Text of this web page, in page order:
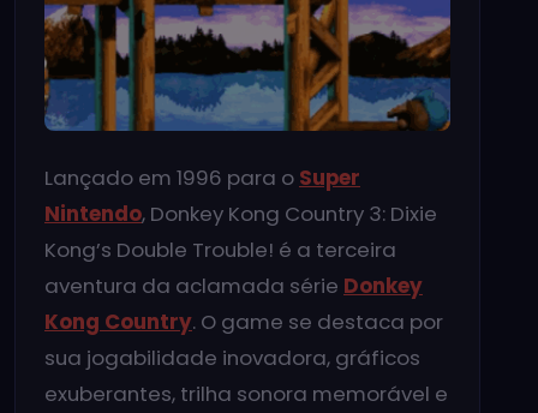
Lançado em 1996 para o Super
Nintendo, Donkey Kong Country 3: Dixie
Kong’s Double Trouble! é a terceira
aventura da aclamada série Donkey
Kong Country. O game se destaca por
sua jogabilidade inovadora, gráficos
exuberantes, trilha sonora memorável e